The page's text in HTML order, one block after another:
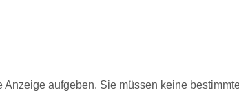
aufgeben. Sie müssen keine